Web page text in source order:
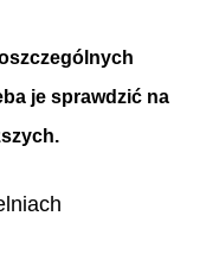
je sprawdzić na